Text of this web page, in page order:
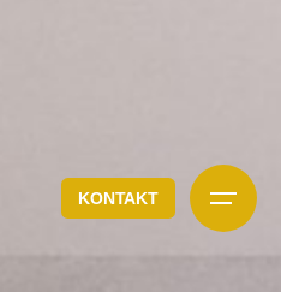
KONTAKT